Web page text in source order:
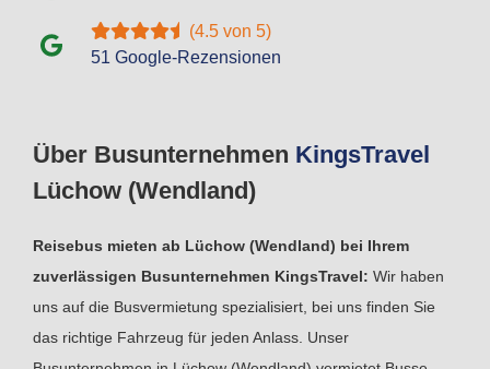
Über Busunternehmen KingsTravel
Lüchow (Wendland)
Reisebus mieten ab Lüchow (Wendland) bei Ihrem
zuverlässigen Busunternehmen KingsTravel: Wir haben
uns auf die Busvermietung spezialisiert, bei uns finden Sie
das richtige Fahrzeug für jeden Anlass. Unser
(4.5 von 5)
51 Google-Rezensionen